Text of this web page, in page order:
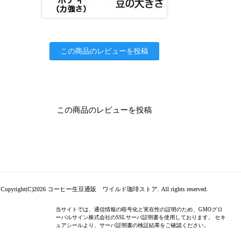
この商品のレビューを投稿
この商品のレビューを投稿
Copyright(C)2026 コーヒー生豆通販 ワイルド珈琲ストア. All rights reserved.
当サイトでは、通信情報の暗号化と実在性の証明のため、GMOグロ
ーバルサイン株式会社のSSLサーバ証明書を使用しております。 セキ
ュアシールより、サーバ証明書の検証結果をご確認ください。